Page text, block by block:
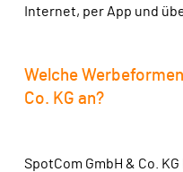
Internet, per App und
Welche
Co. KG an?
SpotCom GmbH & Co.